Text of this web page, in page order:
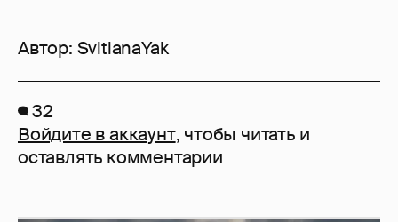
Автор: SvitlanaYak
32
Войдите в аккаунт, чтобы читать и
оставлять комментарии